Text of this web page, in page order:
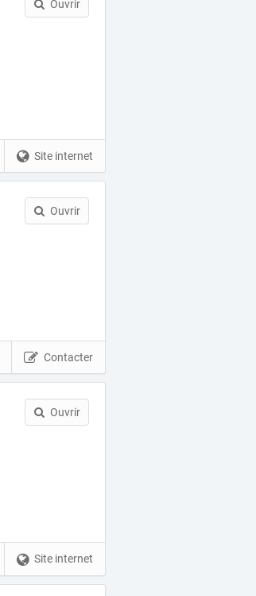
Ouvrir
Site internet
Ouvrir
Contacter
Ouvrir
Site internet